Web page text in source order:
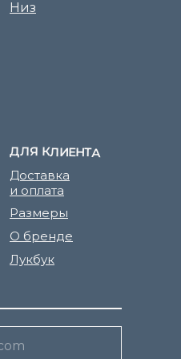
Доставка
и оплата
ДЛЯ КЛИЕНТА
Лукбук
Размеры
О бренде
Низ